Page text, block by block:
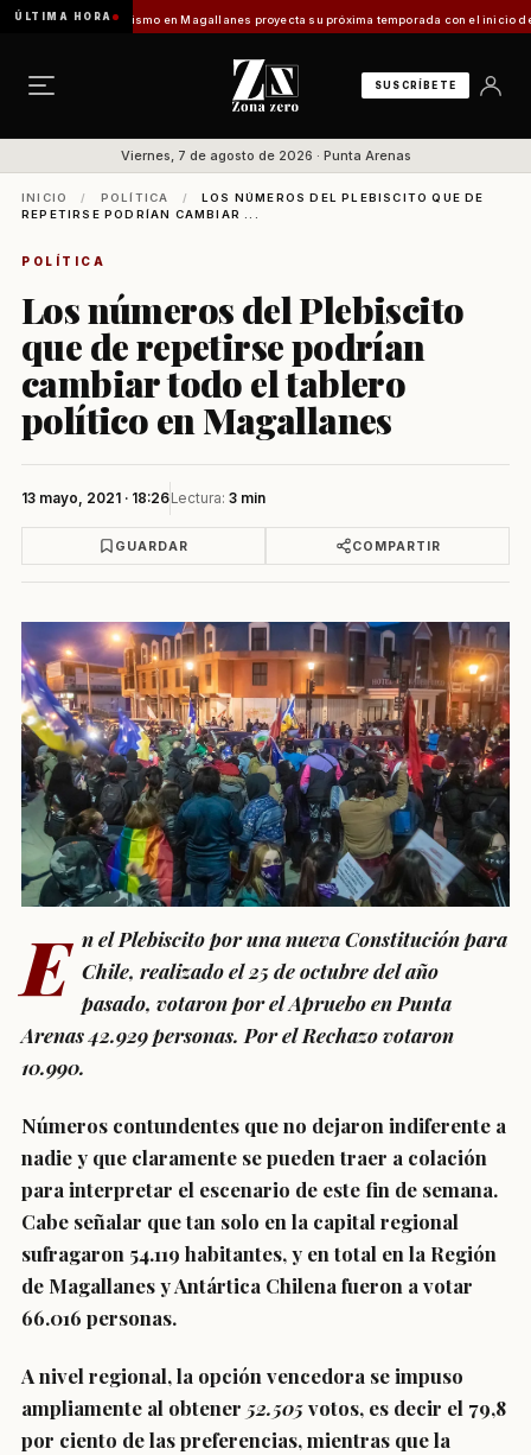
ÚLTIMA HORA
Turismo en Magallanes proyecta su próxima temporada con el inicio de
SUSCRÍBETE
Viernes, 7 de agosto de 2026 · Punta Arenas
INICIO / POLÍTICA /
LOS NÚMEROS DEL PLEBISCITO QUE DE
REPETIRSE PODRÍAN CAMBIAR ...
POLÍTICA
Los números del Plebiscito
que de repetirse podrían
cambiar todo el tablero
político en Magallanes
13 mayo, 2021 · 18:26Lectura: 3 min
GUARDAR COMPARTIR
E n el Plebiscito por una nueva Constitución para
Chile, realizado el 25 de octubre del año
pasado, votaron por el Apruebo en Punta
Arenas 42.929 personas. Por el Rechazo votaron
10.990.
Números contundentes que no dejaron indiferente a
nadie y que claramente se pueden traer a colación
para interpretar el escenario de este fin de semana.
Cabe señalar que tan solo en la capital regional
sufragaron 54.119 habitantes, y en total en la Región
de Magallanes y Antártica Chilena fueron a votar
66.016 personas.
A nivel regional, la opción vencedora se impuso
ampliamente al obtener 52.505votos, es decir el 79,8
por ciento de las preferencias, mientras que la